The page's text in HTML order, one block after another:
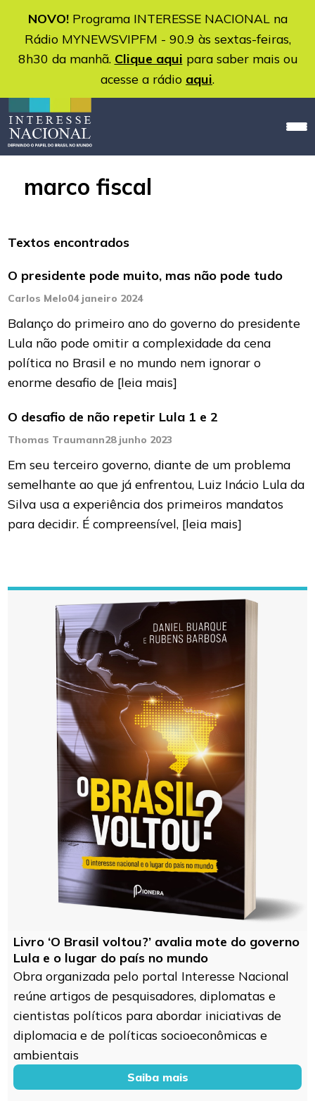
NOVO!Programa INTERESSE NACIONAL na
Rádio MYNEWSVIPFM - 90.9 às sextas-feiras,
8h30 da manhã. Clique aqui para saber mais ou
acesse a rádio aqui.
marco fiscal
Textos encontrados
O presidente pode muito, mas não pode tudo
Carlos Melo04 janeiro 2024
Balanço do primeiro ano do governo do presidente
Lula não pode omitir a complexidade da cena
política no Brasil e no mundo nem ignorar o
enorme desafio de [leia mais]
O desafio de não repetir Lula 1 e 2
Thomas Traumann28 junho 2023
Em seu terceiro governo, diante de um problema
semelhante ao que já enfrentou, Luiz Inácio Lula da
Silva usa a experiência dos primeiros mandatos
para decidir. É compreensível, [leia mais]
Livro ‘O Brasil voltou?’ avalia mote do governo
Lula e o lugar do país no mundo
Obra organizada pelo portal Interesse Nacional
reúne artigos de pesquisadores, diplomatas e
cientistas políticos para abordar iniciativas de
diplomacia e de políticas socioeconômicas e
ambientais
Saiba mais